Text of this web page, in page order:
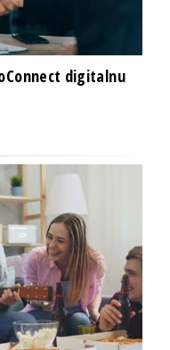
digitalnu